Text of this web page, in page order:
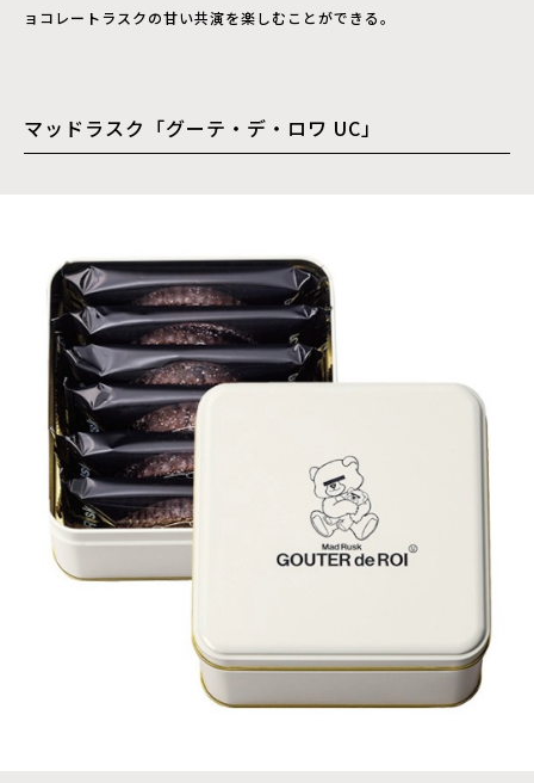
ョコレートラスクの甘い共演を楽しむことができる。
マッドラスク「グーテ・デ・ロワ UC」